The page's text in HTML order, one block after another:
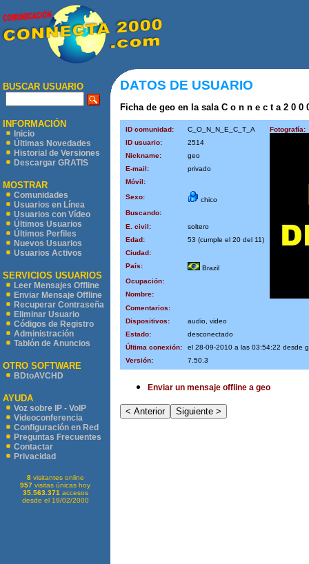
BUSCAR USUARIO
INFORMACIÓN
Inicio
Últimas Novedades
Historial de Versiones
Descargar GRATIS
MOSTRAR
Comunidades
Usuarios en Línea
Usuarios con Vídeo
Últimos Usuarios
Últimos Perfiles
Nuevos Usuarios
Usuarios Activos
SERVICIOS USUARIOS
Leer Mensajes Offline
Enviar Mensaje Offline
Recuperar Contraseña
Eliminar Usuario
Códigos de Registro
Administración
Tablón de Anuncios
OTRO SOFTWARE
BDtoAVCHD
AYUDA
Voz sobre IP - VoIP
Videoconferencia
Configuración en Red
Preguntas Frecuentes
Contactar
Privacidad
8visitantes online
957 visitas únicas hoy
35.563.371 accesos
desde el 19/02/2000
DATOS DE USUARIO
Ficha de geo en la sala C o n n e c t a 2 0 0
ID comunidad: C_O_N_N_E_C_T_A
Fotografía:
ID usuario:
2514
Nickname:
geo
E-mail:
privado
Móvil:
Sexo:
chico
Buscando:
E. civil:
soltero
Edad:
53 (cumple el 20 del 11)
Ciudad:
País:
Brazil
Ocupación:
Nombre:
Comentarios:
Dispositivos:
audio, video
Estado:
desconectado
Última conexión:
el 28-09-2010 a las 03:54:22 desde
Versión:
7.50.3
Enviar un mensaje offline a geo